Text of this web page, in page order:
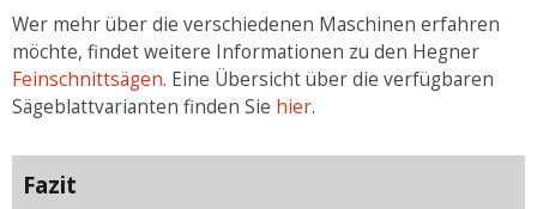
Wer mehr über die verschiedenen Maschinen erfahren
möchte, findet weitere Informationen zu den Hegner
Feinschnittsägen. Eine Übersicht über die verfügbaren
Sägeblattvarianten finden Sie hier.
Fazit